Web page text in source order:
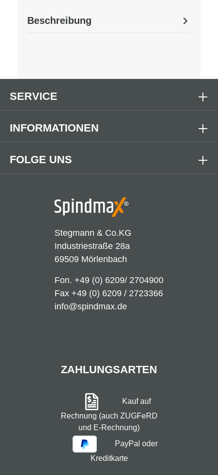
Beschreibung
Stegmann & Co.KG
Industriestraße 28a
69509 Mörlenbach
Fon. +49 (0) 6209/ 2704900
Fax +49 (0) 6209 / 2723366
info@spindmax.de
FOLGE UNS
SERVICE
INFORMATIONEN
ZAHLUNGSARTEN
Kauf auf
Rechnung (auch ZUGFeRD
und E-Rechnung)
PayPal oder
Kreditkarte